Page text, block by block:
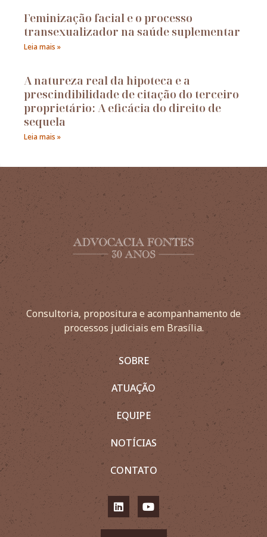
Feminização facial e o processo
transexualizador na saúde suplementar
Leia mais »
A natureza real da hipoteca e a
prescindibilidade de citação do terceiro
proprietário: A eficácia do direito de
sequela
Leia mais »
Consultoria, propositura e acompanhamento de
processos judiciais em Brasília.
SOBRE
ATUAÇÃO
EQUIPE
NOTÍCIAS
CONTATO